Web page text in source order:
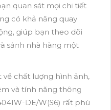
quan sát mọi chi tiết
có khả năng quay
giúp bạn theo dõi
sảnh nhà hàng một
về chất lượng hình ảnh,
và tính năng thông
DE/W(S6) rất phù